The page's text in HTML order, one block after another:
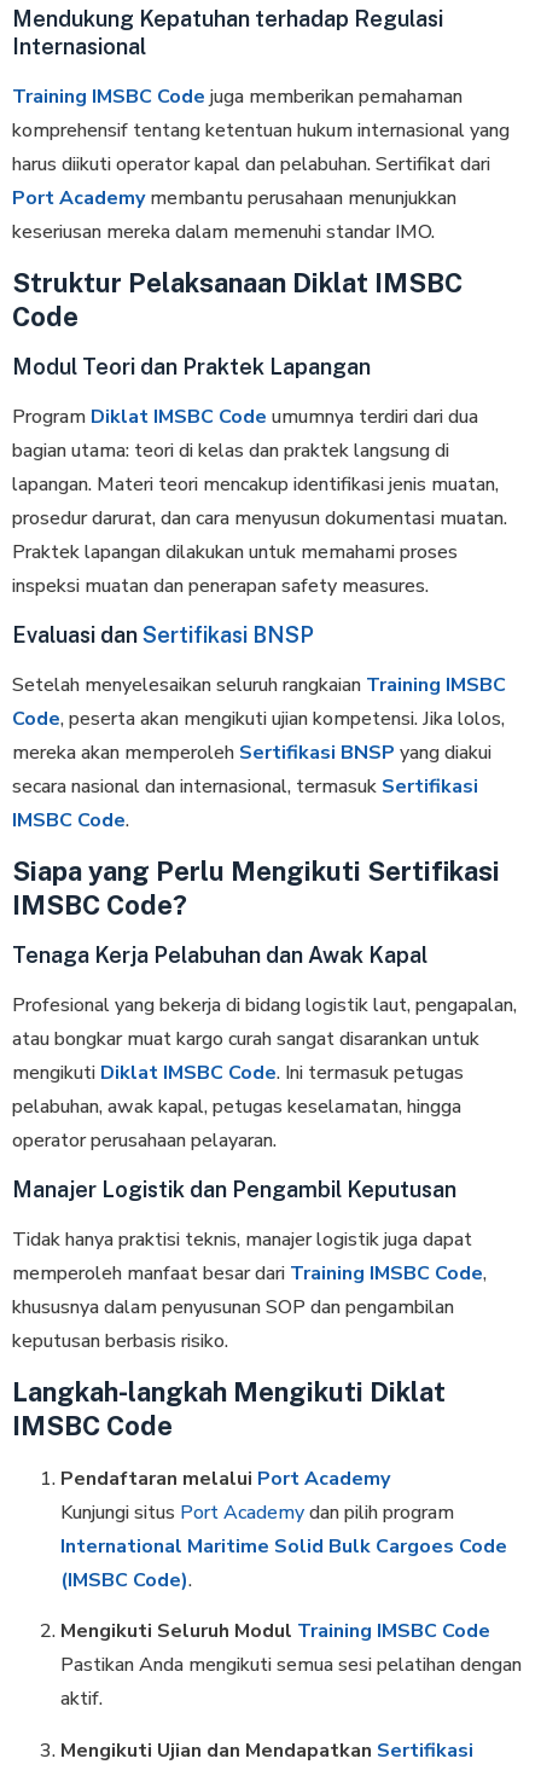
Mendukung Kepatuhan terhadap Regulasi
Internasional
Training IMSBC Code juga memberikan pemahaman
komprehensif tentang ketentuan hukum internasional yang
harus diikuti operator kapal dan pelabuhan. Sertifikat dari
Port Academymembantu perusahaan menunjukkan
keseriusan mereka dalam memenuhi standar IMO.
Struktur Pelaksanaan Diklat IMSBC
Code
Modul Teori dan Praktek Lapangan
Program Diklat IMSBC Code umumnya terdiri dari dua
bagian utama: teori di kelas dan praktek langsung di
lapangan. Materi teori mencakup identifikasi jenis muatan,
prosedur darurat, dan cara menyusun dokumentasi muatan.
Praktek lapangan dilakukan untuk memahami proses
inspeksi muatan dan penerapan safety measures.
Evaluasi danSertifikasi BNSP
Setelah menyelesaikan seluruh rangkaian Training IMSBC
Code, peserta akan mengikuti ujian kompetensi. Jika lolos,
mereka akan memperoleh Sertifikasi BNSP yang diakui
secara nasional dan internasional, termasuk Sertifikasi
IMSBC Code.
Siapa yang Perlu Mengikuti Sertifikasi
IMSBC Code?
Tenaga Kerja Pelabuhan dan Awak Kapal
Profesional yang bekerja di bidang logistik laut, pengapalan,
atau bongkar muat kargo curah sangat disarankan untuk
mengikuti Diklat IMSBC Code. Ini termasuk petugas
pelabuhan, awak kapal, petugas keselamatan, hingga
operator perusahaan pelayaran.
Manajer Logistik dan Pengambil Keputusan
Tidak hanya praktisi teknis, manajer logistik juga dapat
memperoleh manfaat besar dari Training IMSBC Code,
khususnya dalam penyusunan SOP dan pengambilan
keputusan berbasis risiko.
Langkah-langkah Mengikuti Diklat
IMSBC Code
Pendaftaran melalui Port Academy
Kunjungi situs Port Academydan pilih program
International Maritime Solid Bulk Cargoes Code
(IMSBC Code).
Mengikuti Seluruh Modul Training IMSBC Code
Pastikan Anda mengikuti semua sesi pelatihan dengan
aktif.
Mengikuti Ujian dan Mendapatkan Sertifikasi